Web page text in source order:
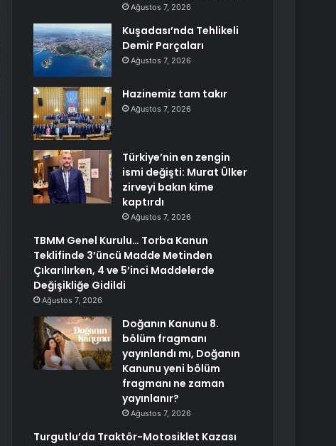
Ağustos 7, 2026
Kuşadası’nda Tehlikeli
Demir Parçaları
Ağustos 7, 2026
Hazinemiz tam takır
Ağustos 7, 2026
Türkiye’nin en zengin
ismi değişti: Murat Ülker
zirveyi bakın kime
kaptırdı
Ağustos 7, 2026
TBMM Genel Kurulu… Torba Kanun
Teklifinde 3’üncü Madde Metinden
Çıkarılırken, 4 ve 5’inci Maddelerde
Değişikliğe Gidildi
Ağustos 7, 2026
Doğanın Kanunu 8.
bölüm fragmanı
yayınlandı mı, Doğanın
Kanunu yeni bölüm
fragmanı ne zaman
yayınlanır?
Ağustos 7, 2026
Turgutlu’da Traktör-Motosiklet Kazası